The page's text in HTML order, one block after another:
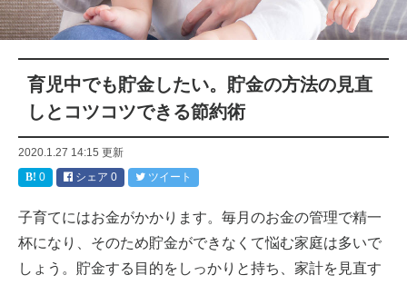
育児中でも貯金したい。貯金の方法の見直
しとコツコツできる節約術
2020.1.27 14:15 更新
0
シェア 0 ツイート
子育てにはお金がかかります。毎月のお金の管理で精一
杯になり、そのため貯金ができなくて悩む家庭は多いで
しょう。貯金する目的をしっかりと持ち、家計を見直す